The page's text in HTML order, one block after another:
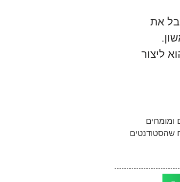
את
ליצור
ומומחים
שהסטודנטים